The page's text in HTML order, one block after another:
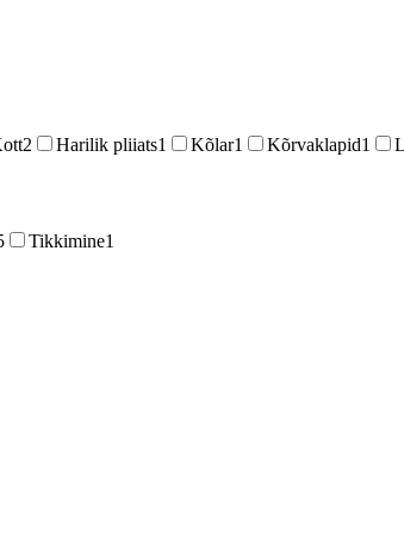
2 Harilik pliiats1 Kõlar1 Kõrvaklapid1
Tikkimine1